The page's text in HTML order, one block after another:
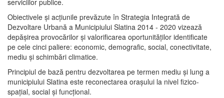
Obiectivele şi acţiunile prevăzute în Strategia Integrată de
Dezvoltare Urbană a Municipiului Slatina 2014 - 2020 vizează
depășirea provocărilor şi valorificarea oportunităţilor identificate
pe cele cinci paliere: economic, demografic, social, conectivitate,
mediu şi schimbări climatice.
Principiul de bază pentru dezvoltarea pe termen mediu şi lung a
municipiului Slatina este reconectarea oraşului la nivel fizico-
spaţial, social şi funcţional.